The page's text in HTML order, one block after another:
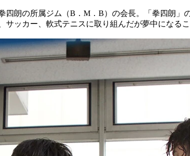
朗の所属ジム（B．M．B）の会長。「拳四朗
ッカー、軟式テニスに取り組んだが夢中になる